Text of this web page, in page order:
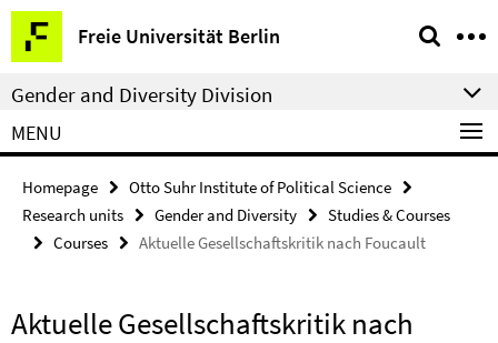
Springe
direkt
zu
Inhalt
Freie Universität Berlin
Service
Navigation
Gender and Diversity Division
MENU
Homepage
Otto Suhr Institute of Political Science
Research units
Gender and Diversity
Studies & Courses
Courses
Aktuelle Gesellschaftskritik nach Foucault
Aktuelle Gesellschaftskritik nach